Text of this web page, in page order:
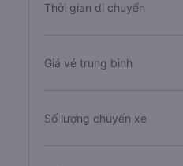
Thời gian di chuyển
Giá vé trung bình
Số lượng chuyến xe